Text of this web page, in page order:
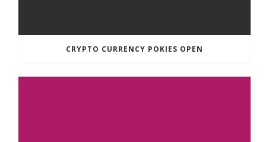
CRYPTO CURRENCY POKIES OPEN